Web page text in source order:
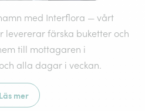
med Interflora — vårt
levererar färska buketter och
till mottagaren i
alla dagar i veckan.
Läs mer